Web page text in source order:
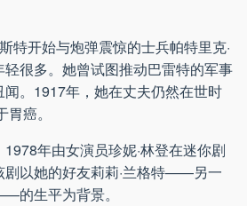
特开始与炮弹震惊的士兵帕特里克·
很多。她曾试图推动巴雷特的军事
。1917年，她在丈夫仍然在世时
癌。
年由女演员珍妮·林登在迷你剧
剧以她的好友莉莉·兰格特——另一
的生平为背景。